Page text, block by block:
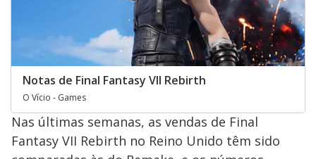
Notas de Final Fantasy VII Rebirth
O Vício - Games
Nas últimas semanas, as vendas de Final
Fantasy VII Rebirth no Reino Unido têm sido